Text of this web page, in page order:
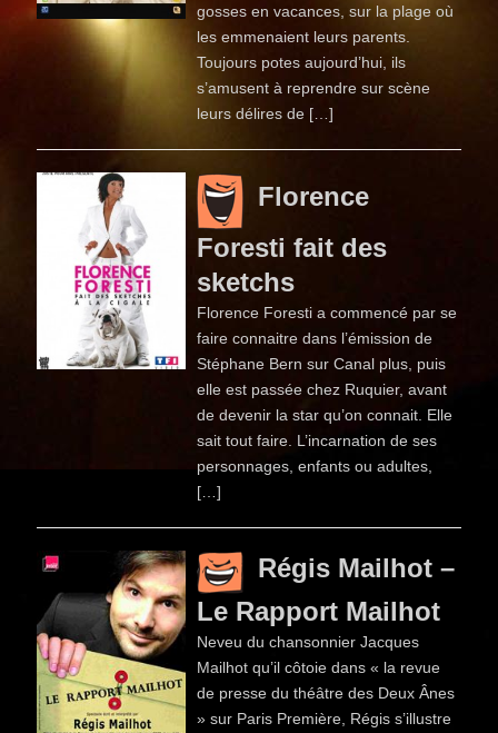
gosses en vacances, sur la plage où
les emmenaient leurs parents.
Toujours potes aujourd’hui, ils
s’amusent à reprendre sur scène
leurs délires de […]
Florence
Foresti fait des
sketchs
Florence Foresti a commencé par se
faire connaitre dans l’émission de
Stéphane Bern sur Canal plus, puis
elle est passée chez Ruquier, avant
de devenir la star qu’on connait. Elle
sait tout faire. L’incarnation de ses
personnages, enfants ou adultes,
[…]
Régis Mailhot –
Le Rapport Mailhot
Neveu du chansonnier Jacques
Mailhot qu’il côtoie dans « la revue
de presse du théâtre des Deux Ânes
» sur Paris Première, Régis s’illustre